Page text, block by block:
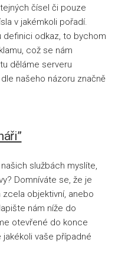
čísel či pouze
v jakémkoli pořadí.
definici odkaz, to bychom
což se nám
děláme serveru
našeho názoru značně
službách myslíte,
Domníváte se, že je
objektivní, anebo
nám níže do
otevřené do konce
vaše případné